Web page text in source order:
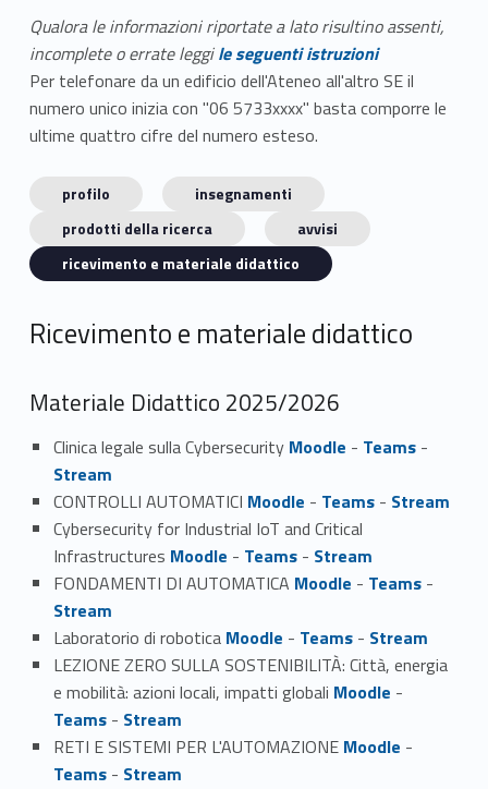
Qualora le informazioni riportate a lato risultino assenti,
incomplete o errate leggile seguenti istruzioni
Per telefonare da un edificio dell'Ateneo all'altro SE il
numero unico inizia con "06 5733xxxx" basta comporre le
ultime quattro cifre del numero esteso.
profilo
insegnamenti
prodotti della ricerca
avvisi
ricevimento e materiale didattico
Ricevimento e materiale didattico
Materiale Didattico 2025/2026
Clinica legale sulla Cybersecurity Moodle - Teams-
Stream
CONTROLLI AUTOMATICI Moodle - Teams- Stream
Cybersecurity for Industrial IoT and Critical
Infrastructures Moodle - Teams- Stream
FONDAMENTI DI AUTOMATICA Moodle - Teams-
Stream
Laboratorio di robotica Moodle - Teams- Stream
LEZIONE ZERO SULLA SOSTENIBILITÀ: Città, energia
e mobilità: azioni locali, impatti globali Moodle -
Teams- Stream
RETI E SISTEMI PER L'AUTOMAZIONE Moodle -
Teams- Stream